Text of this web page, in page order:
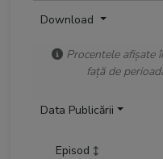
Download
Procentele afișate
față de
Data Publicării
Episod